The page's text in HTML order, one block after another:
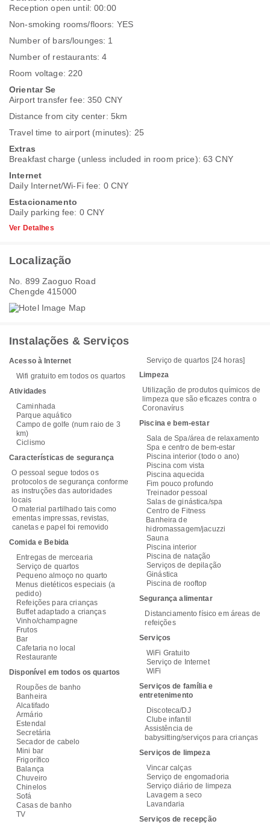
Reception open until: 00:00
Non-smoking rooms/floors: YES
Number of bars/lounges: 1
Number of restaurants: 4
Room voltage: 220
Orientar Se
Airport transfer fee: 350 CNY
Distance from city center: 5km
Travel time to airport (minutes): 25
Extras
Breakfast charge (unless included in room price): 63 CNY
Internet
Daily Internet/Wi-Fi fee: 0 CNY
Estacionamento
Daily parking fee: 0 CNY
Ver Detalhes
Localização
No. 899 Zaoguo Road
Chengde 415000
Instalações & Serviços
Acesso à Internet
Wifi gratuito em todos os quartos
Atividades
Caminhada
Parque aquático
Campo de golfe (num raio de 3
km)
Ciclismo
Características de segurança
O pessoal segue todos os
protocolos de segurança conforme
as instruções das autoridades
locais
O material partilhado tais como
ementas impressas, revistas,
canetas e papel foi removido
Comida e Bebida
Entregas de mercearia
Serviço de quartos
Pequeno almoço no quarto
Menus dietéticos especiais (a
pedido)
Refeições para crianças
Buffet adaptado a crianças
Vinho/champagne
Frutos
Bar
Cafetaria no local
Restaurante
Disponível em todos os quartos
Roupões de banho
Banheira
Alcatifado
Armário
Estendal
Secretária
Secador de cabelo
Mini bar
Frigorífico
Balança
Chuveiro
Chinelos
Sofá
Casas de banho
TV
Serviço de quartos [24 horas]
Limpeza
Utilização de produtos químicos de
limpeza que são eficazes contra o
Coronavírus
Piscina e bem-estar
Sala de Spa/área de relaxamento
Spa e centro de bem-estar
Piscina interior (todo o ano)
Piscina com vista
Piscina aquecida
Fim pouco profundo
Treinador pessoal
Salas de ginástica/spa
Centro de Fitness
Banheira de
hidromassagem/jacuzzi
Sauna
Piscina interior
Piscina de natação
Serviços de depilação
Ginástica
Piscina de rooftop
Segurança alimentar
Distanciamento físico em áreas de
refeições
Serviços
WiFi Gratuito
Serviço de Internet
WiFi
Serviços de família e
entretenimento
Discoteca/DJ
Clube infantil
Assistência de
babysitting/serviços para crianças
Serviços de limpeza
Vincar calças
Serviço de engomadoria
Serviço diário de limpeza
Lavagem a seco
Lavandaria
Serviços de recepção